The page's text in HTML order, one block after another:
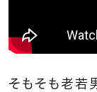
そもそも老若